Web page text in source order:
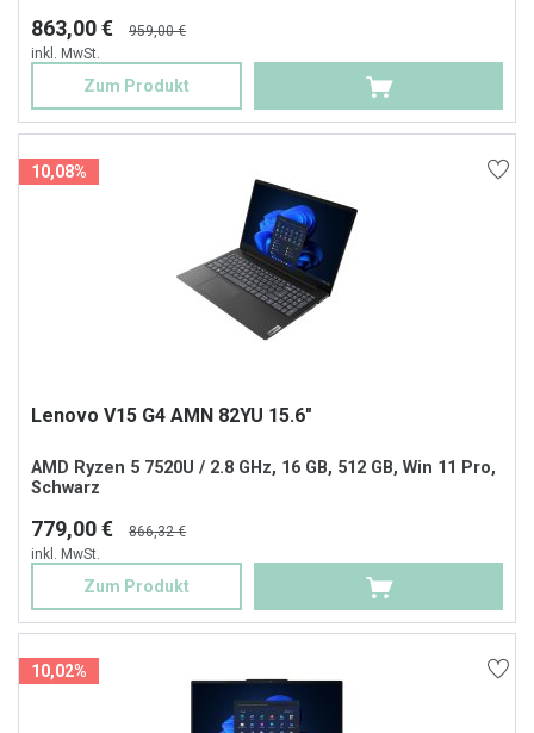
863,00 €
959,00 €
inkl. MwSt.
Zum Produkt
10,08%
Lenovo V15 G4 AMN 82YU 15.6"
AMD Ryzen 5 7520U / 2.8 GHz, 16 GB, 512 GB, Win 11 Pro,
Schwarz
779,00 €
866,32 €
inkl. MwSt.
Zum Produkt
10,02%